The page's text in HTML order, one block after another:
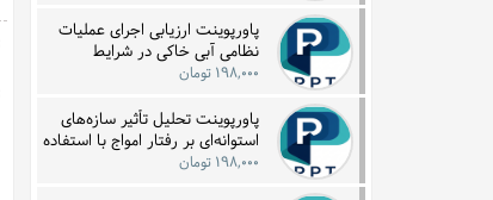
پاورپوینت ارزیابی اجرای عملیات
نظامی آبی خاکی در شرایط
نامساعد جوی و دریایی با تمرکز بر
۱۹۸,۰۰۰ تومان
پاورپوینت تحلیل تأثیر سازه‌های
استوانه‌ای بر رفتار امواج با استفاده
از مدل‌سازی گردابه‌ای
۱۹۸,۰۰۰ تومان